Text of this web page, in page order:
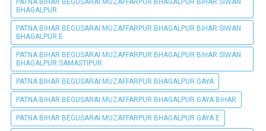
BHAGALPUR
PATNA BIHAR BEGUSARAI MUZAFFARPUR BHAGALPUR BIHAR SIWAN
BHAGALPUR E
PATNA BIHAR BEGUSARAI MUZAFFARPUR BHAGALPUR BIHAR SIWAN
BHAGALPUR SAMASTIPUR
PATNA BIHAR BEGUSARAI MUZAFFARPUR BHAGALPUR GAYA
PATNA BIHAR BEGUSARAI MUZAFFARPUR BHAGALPUR GAYA BIHAR
PATNA BIHAR BEGUSARAI MUZAFFARPUR BHAGALPUR GAYA E